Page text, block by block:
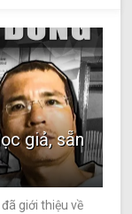
giả, sẵn
giới thiệu về